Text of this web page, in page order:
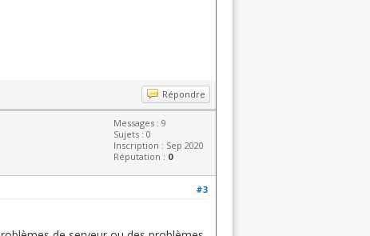
Répondre
Messages : 9
Sujets : 0
Inscription : Sep 2020
Réputation : 0
#3